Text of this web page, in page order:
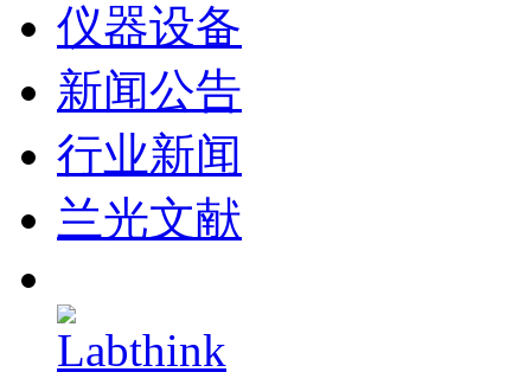
仪器设备
新闻公告
行业新闻
兰光文献